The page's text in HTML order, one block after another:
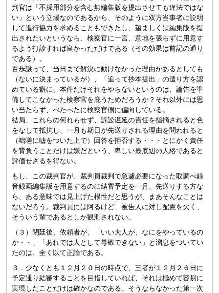
判官は「不採用部分を含む無編集版を提出させても違法ではな
い」という立場なのであるから、そのように双方当事者に説明
して進行協力を求めることもできたし、望ましくは編集版を提
出されたいというなら、検察官に一言、意地を張らずに用意す
るよう打診すれば良かっただけである（その効果は前記の通り
である）。
百歩譲って、当日まで解決に動けなかった理由があるとしても
（ないに決まっているが）、「追って抄本提出」の遣り方を認
めている癖に、本件だけそれをやらないというのは、論告を準
備してこなかった検察官を庇うためだろうか？それ以外には思
い当たらず、べたべたに検察官側に偏向している。
結局、これらの何れもせず、訴訟遅延の責任を指摘されると色
をなして抵抗し、一月も期日が先送りされる理由を問われると
（咄嗟に嘘をついた上で）回答を拒否する・・・とにかく責任
を背負うことだけは嫌だという、卑しい最底辺の人格であると
評価せざるを得ない。
もし、この裁判官が、裁判員裁判で急遽必要になった取調べ録
音録画編集版を用意するのに結審予定を一月、先送りする方な
ら、ある意味では見上げた根性だと思うが、まあそんなことは
ないだろう。裁判員には阿るけど、被告人に対し配慮を欠く、
そういう輩であるとしか観測されない。
（３）閉廷後、依頼者が、「いい大人が、なにをやっているの
か・・」「あれでは人として尊敬できない」と溜息をついてい
たのは、全く以て正論である。
３．少なくとも１２月２０日の時点で、三者が１２月２６日に
予定通り結審することを目指していれば、それは極めて容易に
実現したことだけは確かなのである。そうならなかった第一次